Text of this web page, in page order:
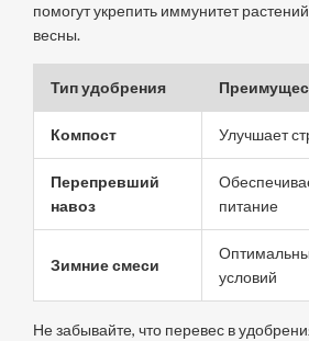
помогут укрепить иммунитет
весны.
Тип удобрения
Компост Улучшает
Перепревший
навоз
питание
Зимние смеси
условий
Не забывайте, что перевес в